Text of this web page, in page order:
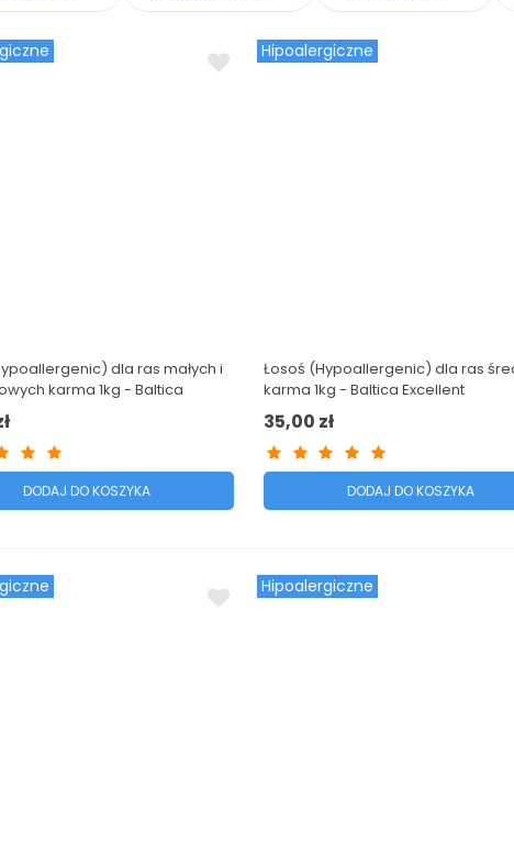
dla ras małych i
karma 1kg - Baltica
DODAJ DO KOSZYKA
Hipoalergiczne
Łosoś (Hypoallergenic) dla ras
karma 1kg - Baltica Excellent
35,00 zł
DODAJ DO KOSZYKA
Hipoalergiczne